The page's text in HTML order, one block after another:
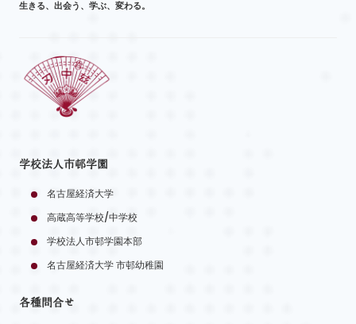
生きる、出会う、学ぶ、変わる。
学校法人市邨学園
名古屋経済大学
高蔵高等学校/中学校
学校法人市邨学園本部
名古屋経済大学 市邨幼稚園
各種問合せ